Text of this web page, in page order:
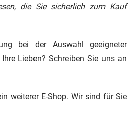
die Sie sicherlich zum Kauf
bei der Auswahl geeigneter
Lieben? Schreiben Sie uns an
weiterer E-Shop. Wir sind für Sie